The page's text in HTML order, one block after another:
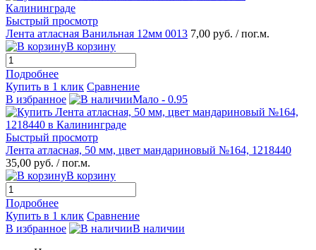
Быстрый просмотр
Лента атласная Ванильная 12мм 0013 7,00 руб. / пог.м.
В корзину
Подробнее
Купить в 1 клик Сравнение
В избранное
Мало - 0.95
Быстрый просмотр
Лента атласная, 50 мм, цвет мандариновый №164, 1218440
35,00 руб. / пог.м.
В корзину
Подробнее
Купить в 1 клик Сравнение
В избранное
В наличии